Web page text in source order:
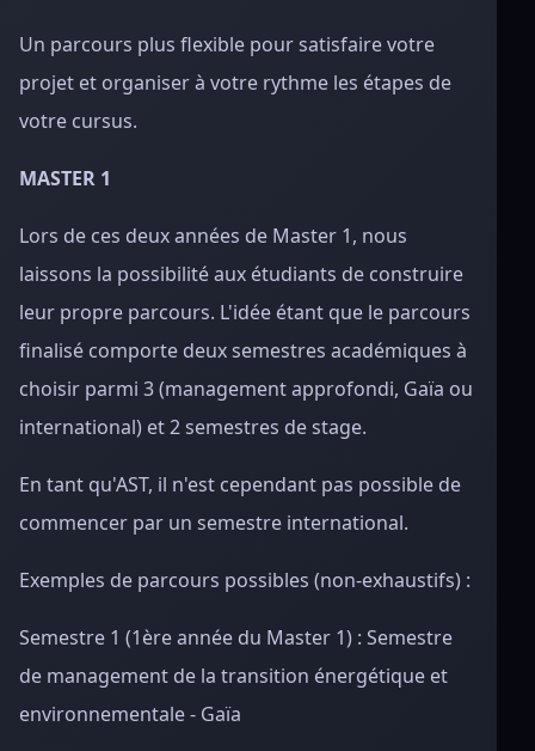
Un parcours plus flexible pour satisfaire votre
projet et organiser à votre rythme les étapes de
votre cursus.
MASTER 1
Lors de ces deux années de Master 1, nous
laissons la possibilité aux étudiants de construire
leur propre parcours. L'idée étant que le parcours
finalisé comporte deux semestres académiques à
choisir parmi 3 (management approfondi, Gaïa ou
international) et 2 semestres de stage.
En tant qu'AST, il n'est cependant pas possible de
commencer par un semestre international.
Exemples de parcours possibles (non-exhaustifs) :
Semestre 1 (1ère année du Master 1) : Semestre
de management de la transition énergétique et
environnementale - Gaïa